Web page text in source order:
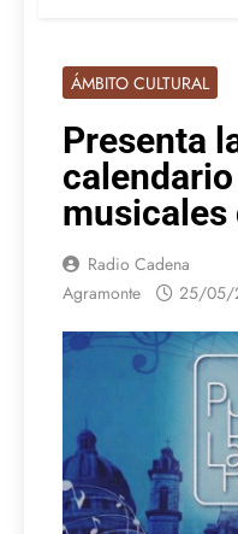
ÁMBITO CULTURAL
Presenta
musicales
Radio Cadena
Agramonte
25/05/